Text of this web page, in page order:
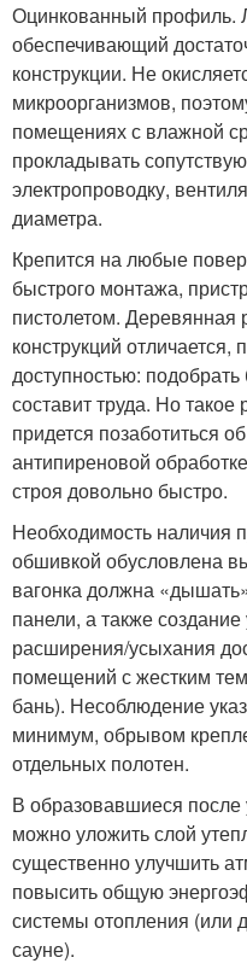
Оцинкованный профиль.
обеспечивающий
конструкции. Не
микроорганизмов,
помещениях с влажной
прокладывать
электропроводку,
диаметра.
Крепится на любые
быстрого монтажа,
пистолетом. Деревянная
конструкций отличается,
доступностью:
составит труда. Но
придется позаботиться
антипиреновой
строя довольно быстро.
Необходимость наличия
обшивкой обусловлена
вагонка должна
панели, а также
расширения/усыхания
помещений с жестким
бань). Несоблюдение
минимум, обрывом
отдельных полотен.
В образовавшиеся после
можно уложить слой
существенно улучшить
повысить общую
системы отопления (или
сауне).